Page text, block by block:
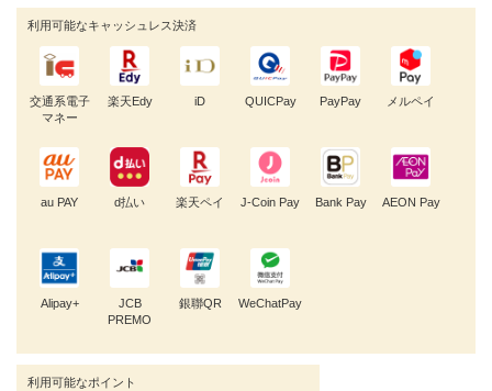
利用可能なキャッシュレス決済
交通系電子
マネー
楽天Edy iD QUICPay PayPay メルペイ
au PAY d払い 楽天ペイ J-Coin Pay Bank Pay AEON Pay
Alipay+
JCB
PREMO
銀聯QR WeChatPay
利用可能なポイント